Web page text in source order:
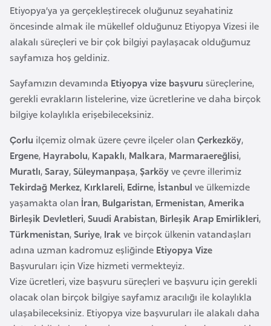
Etiyopya’ya ya gerçekleştirecek oluğunuz seyahatiniz
öncesinde almak ile mükellef olduğunuz Etiyopya Vizesi ile
alakalı süreçleri ve bir çok bilgiyi paylaşacak olduğumuz
sayfamıza hoş geldiniz.
Sayfamızın devamında Etiyopya vize başvuru süreçlerine,
gerekli evrakların listelerine, vize ücretlerine ve daha birçok
bilgiye kolaylıkla erişebileceksiniz.
Çorlu ilçemiz olmak üzere çevre ilçeler olanÇerkezköy,
Ergene, Hayrabolu, Kapaklı, Malkara, Marmaraereğlisi,
Muratlı,Saray,Süleymanpaşa,Şarköyve çevre illerimiz
Tekirdağ Merkez, Kırklareli, Edirne, İstanbul ve ülkemizde
yaşamakta olan İran, Bulgaristan, Ermenistan,Amerika
Birleşik Devletleri,Suudi Arabistan, Birleşik Arap Emirlikleri,
Türkmenistan,Suriye, Irak ve birçok ülkenin vatandaşları
adına uzman kadromuz eşliğinde Etiyopya Vize
Başvuruları için Vize hizmeti vermekteyiz.
Vize ücretleri, vize başvuru süreçleri ve başvuru için gerekli
olacak olan birçok bilgiye sayfamız aracılığı ile kolaylıkla
ulaşabileceksiniz. Etiyopya vize başvuruları ile alakalı daha
a
n
B
a
h
r
y
n
B
a
n
g
l
a
d
e
ş